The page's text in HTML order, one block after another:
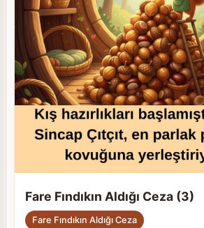
Fare Fındıkın Aldığı Ceza (3)
Fare Fındıkın Aldığı Ceza